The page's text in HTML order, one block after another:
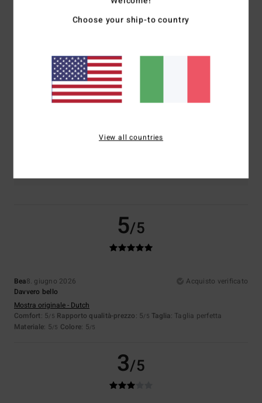
Il 0% dei nostri clienti consiglia questo prodotto
5.0
Taglia
5/5
Bea8. giugno 2026
Acquisto verificato
Davvero bello
Mostra originale - Dutch
Comfort: 5/5 Rapporto qualità-prezzo: 5/5 Taglia: Taglia perfetta
Materiale: 5/5 Colore: 5/5
3/5
Choose your ship-to country
View all countries